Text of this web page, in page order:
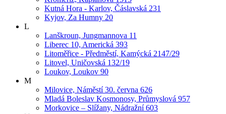
Kutná Hora - Karlov, Čáslavská 231
Kyjov, Za Humny 20
L
Lanškroun, Jungmannova 11
Liberec 10, Americká 393
Litoměřice - Předměstí, Kamýcká 2147/29
Litovel, Uničovská 132/19
Loukov, Loukov 90
M
Milovice, Náměstí 30. června 626
Mladá Boleslav Kosmonosy, Průmyslová 957
Morkovice – Slížany, Nádražní 603